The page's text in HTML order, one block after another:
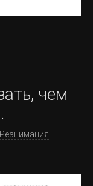
чем
Реанимация